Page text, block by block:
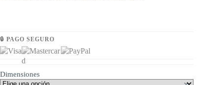
🔒 PAGO SEGURO
Dimensiones